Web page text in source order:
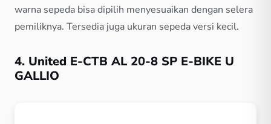
warna sepeda bisa dipilih menyesuaikan dengan selera
pemiliknya. Tersedia juga ukuran sepeda versi kecil.
4. United E-CTB AL 20-8 SP E-BIKE U
GALLIO